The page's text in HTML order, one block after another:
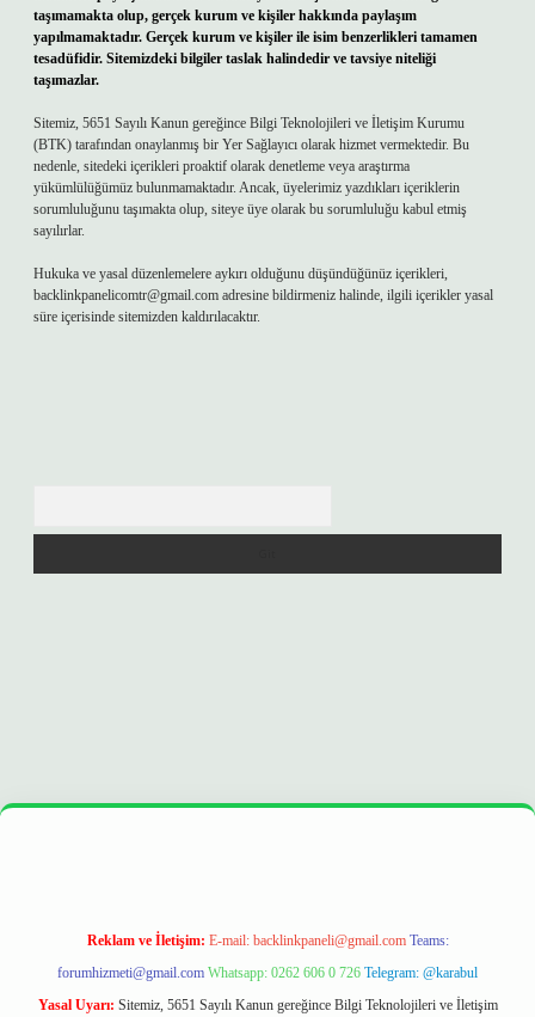
taşımamakta olup, gerçek kurum ve kişiler hakkında paylaşım
yapılmamaktadır. Gerçek kurum ve kişiler ile isim benzerlikleri tamamen
tesadüfidir. Sitemizdeki bilgiler taslak halindedir ve tavsiye niteliği
taşımazlar.
Sitemiz, 5651 Sayılı Kanun gereğince Bilgi Teknolojileri ve İletişim Kurumu
(BTK) tarafından onaylanmış bir Yer Sağlayıcı olarak hizmet vermektedir. Bu
nedenle, sitedeki içerikleri proaktif olarak denetleme veya araştırma
yükümlülüğümüz bulunmamaktadır. Ancak, üyelerimiz yazdıkları içeriklerin
sorumluluğunu taşımakta olup, siteye üye olarak bu sorumluluğu kabul etmiş
sayılırlar.
Hukuka ve yasal düzenlemelere aykırı olduğunu düşündüğünüz içerikleri,
backlinkpanelicomtr@gmail.com adresine bildirmeniz halinde, ilgili içerikler yasal
süre içerisinde sitemizden kaldırılacaktır.
https://betexpergir.net/
Reklam ve İletişim: E-mail: backlinkpaneli@gmail.com Teams:
forumhizmeti@gmail.com Whatsapp: 0262 606 0 726 Telegram: @karabul
Yasal Uyarı: Sitemiz, 5651 Sayılı Kanun gereğince Bilgi Teknolojileri ve İletişim